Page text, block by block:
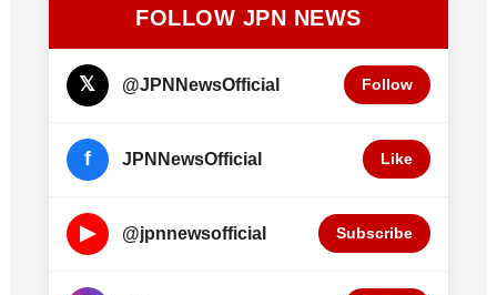
FOLLOW JPN NEWS
𝕏 @JPNNewsOfficial Follow
f JPNNewsOfficial Like
▶ @jpnnewsofficial Subscribe